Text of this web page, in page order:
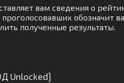
вам сведения о
обозначит
полученные результаты.
Unlocked]